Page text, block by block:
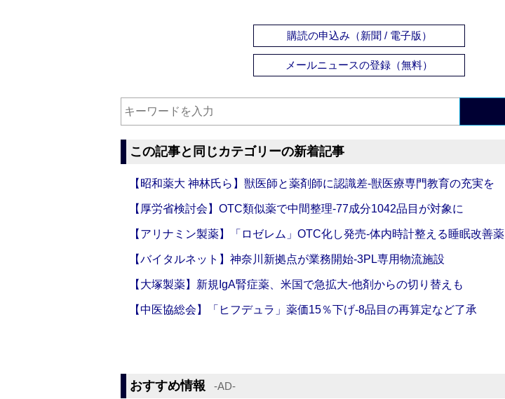
購読の申込み（新聞 / 電子版）
メールニュースの登録（無料）
この記事と同じカテゴリーの新着記事
【昭和薬大 神林氏ら】獣医師と薬剤師に認識差‐獣医療専門教育の充実を
【厚労省検討会】OTC類似薬で中間整理‐77成分1042品目が対象に
【アリナミン製薬】「ロゼレム」OTC化し発売‐体内時計整える睡眠改善薬
【バイタルネット】神奈川新拠点が業務開始‐3PL専用物流施設
【大塚製薬】新規IgA腎症薬、米国で急拡大‐他剤からの切り替えも
【中医協総会】「ヒフデュラ」薬価15％下げ‐8品目の再算定など了承
おすすめ情報 ‐AD‐